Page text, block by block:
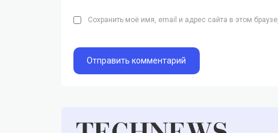
Сохранить моё имя, email и адрес сайта в этом